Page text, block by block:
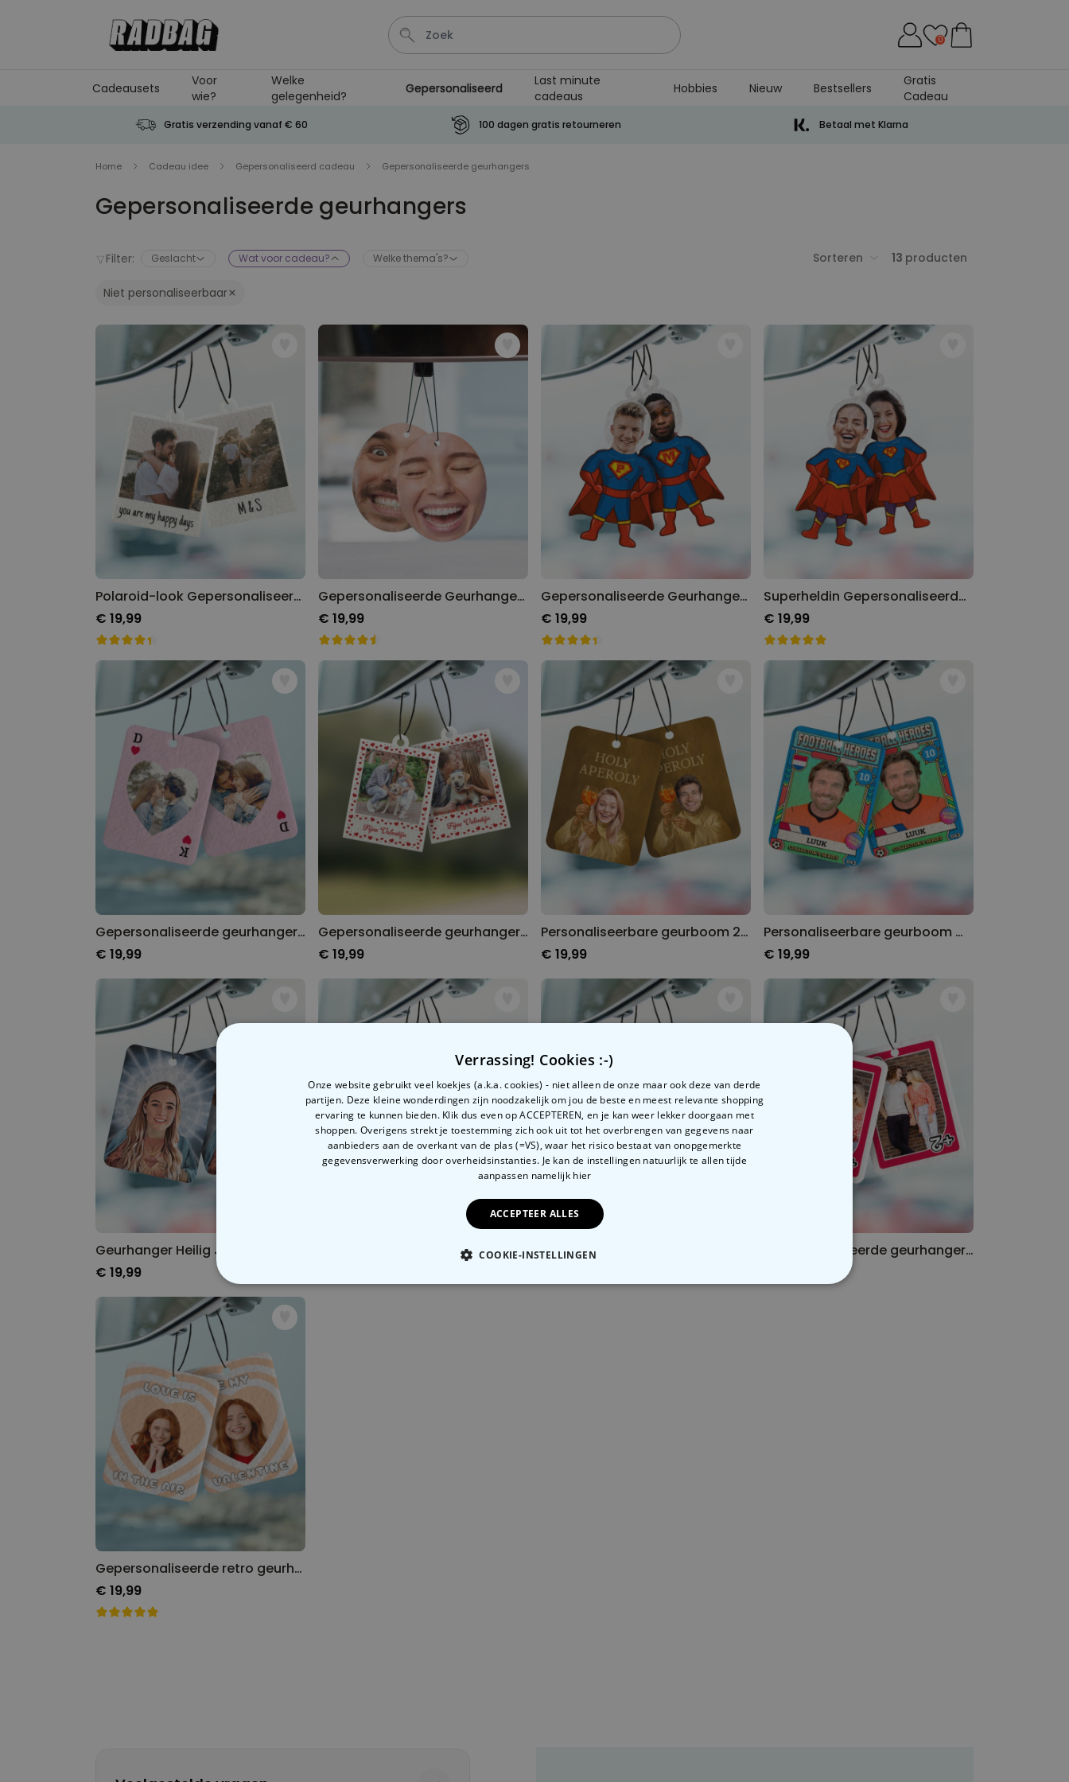
Tas
Personaliseerbaar
gekocht
Personaliseerbaar
Gepersonaliseerde boxershort
met rits ontwerp
Meer dan
700 keer
gekocht
Gepersonaliseerde
Geurhanger set van 2
Meer dan
13.900 keer
gekocht
Meer dan
1.900keer
24,99 €
0
Cadeausets
Voor
wie?
Welke
gelegenheid?
Gepersonaliseerd
Last minute
cadeaus
Hobbies Nieuw Bestsellers
Gratis
Cadeau
Gratis verzending vanaf € 60 100 dagen gratis retourneren Betaal met Klarna
Home Cadeau idee Gepersonaliseerd cadeau Gepersonaliseerde geurhangers
Gepersonaliseerde geurhangers
Filter: Geslacht Wat voor cadeau? Welke thema's?
Niet personaliseerbaar
Sorteren 13 producten
Polaroid-look Gepersonaliseerde Geurhanger set van 2
€ 19,99
Gepersonaliseerde Geurhanger met Gezicht set van 2
€ 19,99
Gepersonaliseerde Geurhanger Superheld met Gezicht set van 2
€ 19,99
Superheldin Gepersonaliseerde Geurhanger met Gezicht set van 2
€ 19,99
Gepersonaliseerde geurhanger harten kaart met foto set van 2
€ 19,99
Gepersonaliseerde geurhanger in polaroid-look met hartjes set van 2
€ 19,99
Personaliseerbare geurboom 2-delige set Aperol-design met gezicht
€ 19,99
Personaliseerbare geurboom WK-verzamelsticker met foto
€ 19,99
€ 19,99
Gepersonaliseerde geurhanger Oktoberfest set van 2
Gepersonaliseerde geurhanger speelkaart met foto set van 2
Gepersonaliseerde retro geurhanger met gezicht en tekst
€ 19,99
Verrassing! Cookies :-)
Onze website gebruikt veel koekjes (a.k.a. cookies) - niet alleen de onze maar ook deze van derde
partijen. Deze kleine wonderdingen zijn noodzakelijk om jou de beste en meest relevante shopping
ervaring te kunnen bieden. Klik dus even op ACCEPTEREN, en je kan weer lekker doorgaan met
shoppen. Overigens strekt je toestemming zich ook uit tot het overbrengen van gegevens naar
aanbieders aan de overkant van de plas (=VS), waar het risico bestaat van onopgemerkte
gegevensverwerking door overheidsinstanties. Je kan de instellingen natuurlijk te allen tijde
aanpassen namelijk hier
ACCEPTEER ALLES
COOKIE-INSTELLINGEN
NOODZAKELIJK PERFORMANCE MARKETING OVERIGE